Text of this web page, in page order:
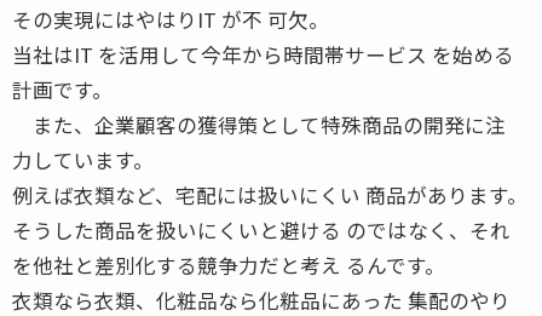
その実現にはやはりIT が不 可欠。
当社はIT を活用して今年から時間帯サービス を始める
計画です。
また、企業顧客の獲得策として特殊商品の開発に注
力しています。
例えば衣類など、宅配には扱いにくい 商品があります。
そうした商品を扱いにくいと避ける のではなく、それ
を他社と差別化する競争力だと考え るんです。
衣類なら衣類、化粧品なら化粧品にあった 集配のやり